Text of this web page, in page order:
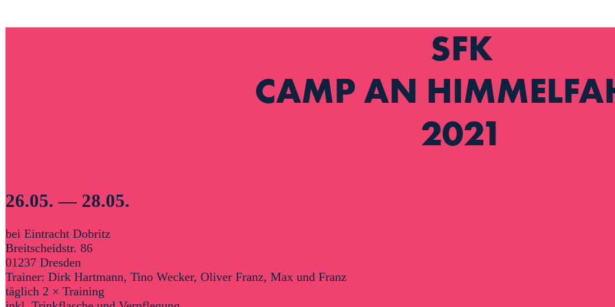
SFK
CAMP AN
2021
26.05. — 28.05.
bei Eintracht Dobritz
Breitscheidstr. 86
01237 Dresden
Trainer: Dirk Hartmann, Tino Wecker, Oliver Franz, Max und Franz
täglich 2 × Training